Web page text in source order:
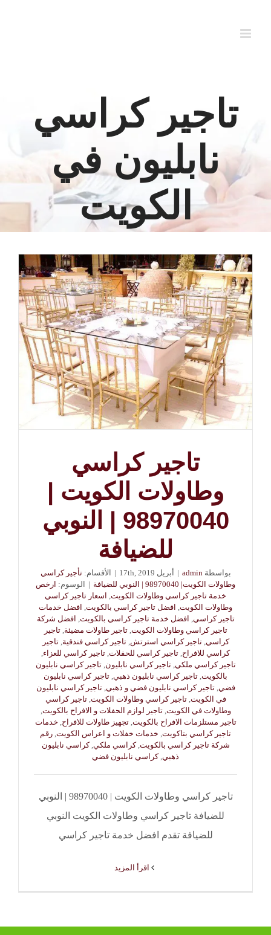
تاجير كراسي
نابليون في
الكويت
تاجير كراسي
وطاولات الكويت |
98970040 | النوبي
للضيافة
بواسطةadmin
| أبريل 17th, 2019 | الأقسام:تأجير كراسي
وطاولات الكويت| 98970040 | النوبي للضيافة
| الوسوم: ارخص
خدمة تاجير كراسي وطاولات الكويت, اسعار تاجير كراسي
وطاولات الكويت, افضل تاجير كراسي بالكويت, افضل خدمات
تاجير كراسي, افضل خدمة تاجير كراسي بالكويت, افضل شركة
تاجير كراسي وطاولات الكويت,تاجير طاولات مضيئة,تاجير
كراسي,تاجير كراسي استرتش,تاجير كراسي فندقية,تاجير
كراسي للافراح, تاجير كراسي للحفلات, تاجير كراسي للعزاء,
تاجير كراسي ملكي,تاجير كراسي نابليون,تاجير كراسي نابليون
بالكويت, تاجير كراسي نابليون ذهبي, تاجير كراسي نابليون
فضي,تاجير كراسي نابليون فضي و ذهبي,تاجير كراسي نابليون
في الكويت,تاجير كراسي وطاولات الكويت,تاجير كراسي
وطاولات في الكويت,تاجير لوازم الحفلات و الافراح بالكويت,
تاجير مستلزمات الافراح بالكويت,تجهيز طاولات للافراح, خدمات
تاجير كراسي بتاكويت, خدمات خفلات و اعراس الكويت, رقم
شركة تاجير كراسي بالكويت,كراسي ملكي,كراسي نابليون
ذهبي,كراسي نابليون فضي
تاجير كراسي وطاولات الكويت | 98970040 | النوبي
للضيافة تاجير كراسي وطاولات الكويت النوبي
للضيافة تقدم افضل خدمة تاجير كراسي